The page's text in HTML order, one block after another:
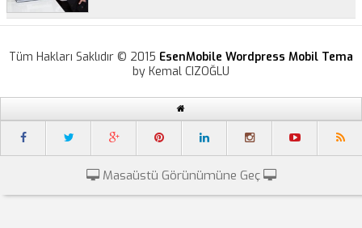
Tüm Hakları Saklıdır © 2015 EsenMobile Wordpress Mobil Tema
by Kemal CIZOĞLU
Masaüstü Görünümüne Geç